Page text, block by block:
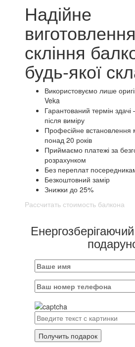
Надійне
скління
будь-якої
Використовуємо лише
Veka
Гарантований термін
після виміру
Професійне встановлення
понад 20 років
Приймаємо платежі за
розрахунком
Без переплат
Безкоштовний замір
Знижки до 25%
Рассчитать стоимость балкона